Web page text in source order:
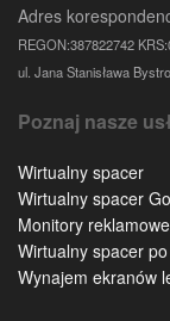
Adres
REGON:387822742
ul. Jana Stanisława
Poznaj nasze
Wirtualny spacer
Wirtualny spacer
Monitory reklamowe
Wirtualny spacer
Wynajem ekranów